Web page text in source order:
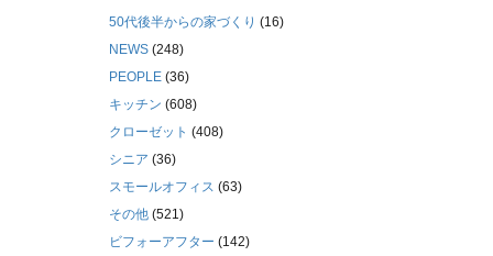
50代後半からの家づくり (16)
NEWS (248)
PEOPLE (36)
キッチン (608)
クローゼット (408)
シニア (36)
スモールオフィス (63)
その他 (521)
ビフォーアフター (142)